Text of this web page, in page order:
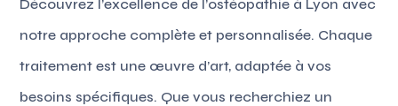
Découvrez l’excellence de l’ostéopathie à Lyon avec
notre approche complète et personnalisée. Chaque
traitement est une œuvre d’art, adaptée à vos
besoins spécifiques. Que vous recherchiez un